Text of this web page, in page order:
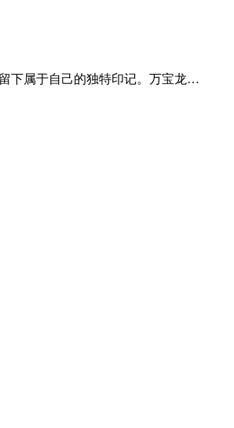
下属于自己的独特印记。万宝龙…